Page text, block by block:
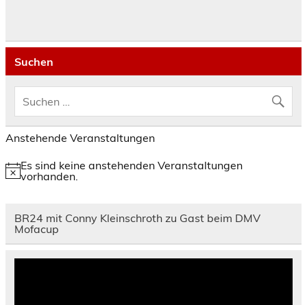
Suchen
Anstehende Veranstaltungen
Hinweis
Es sind keine anstehenden Veranstaltungen
vorhanden.
BR24 mit Conny Kleinschroth zu Gast beim DMV
Mofacup